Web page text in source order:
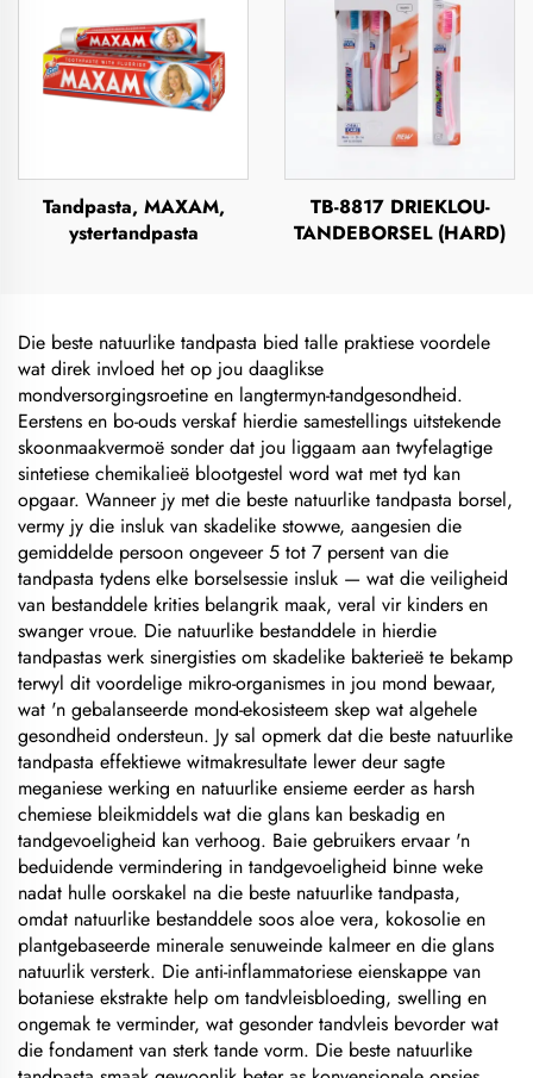
Tandpasta, MAXAM,
ystertandpasta
TB-8817 DRIEKLOU-
TANDEBORSEL (HARD)
Die beste natuurlike tandpasta bied talle praktiese voordele
wat direk invloed het op jou daaglikse
mondversorgingsroetine en langtermyn-tandgesondheid.
Eerstens en bo-ouds verskaf hierdie samestellings uitstekende
skoonmaakvermoë sonder dat jou liggaam aan twyfelagtige
sintetiese chemikalieë blootgestel word wat met tyd kan
opgaar. Wanneer jy met die beste natuurlike tandpasta borsel,
vermy jy die insluk van skadelike stowwe, aangesien die
gemiddelde persoon ongeveer 5 tot 7 persent van die
tandpasta tydens elke borselsessie insluk — wat die veiligheid
van bestanddele krities belangrik maak, veral vir kinders en
swanger vroue. Die natuurlike bestanddele in hierdie
tandpastas werk sinergisties om skadelike bakterieë te bekamp
terwyl dit voordelige mikro-organismes in jou mond bewaar,
wat 'n gebalanseerde mond-ekosisteem skep wat algehele
gesondheid ondersteun. Jy sal opmerk dat die beste natuurlike
tandpasta effektiewe witmakresultate lewer deur sagte
meganiese werking en natuurlike ensieme eerder as harsh
chemiese bleikmiddels wat die glans kan beskadig en
tandgevoeligheid kan verhoog. Baie gebruikers ervaar 'n
beduidende vermindering in tandgevoeligheid binne weke
nadat hulle oorskakel na die beste natuurlike tandpasta,
omdat natuurlike bestanddele soos aloe vera, kokosolie en
plantgebaseerde minerale senuweinde kalmeer en die glans
natuurlik versterk. Die anti-inflammatoriese eienskappe van
botaniese ekstrakte help om tandvleisbloeding, swelling en
ongemak te verminder, wat gesonder tandvleis bevorder wat
die fondament van sterk tande vorm. Die beste natuurlike